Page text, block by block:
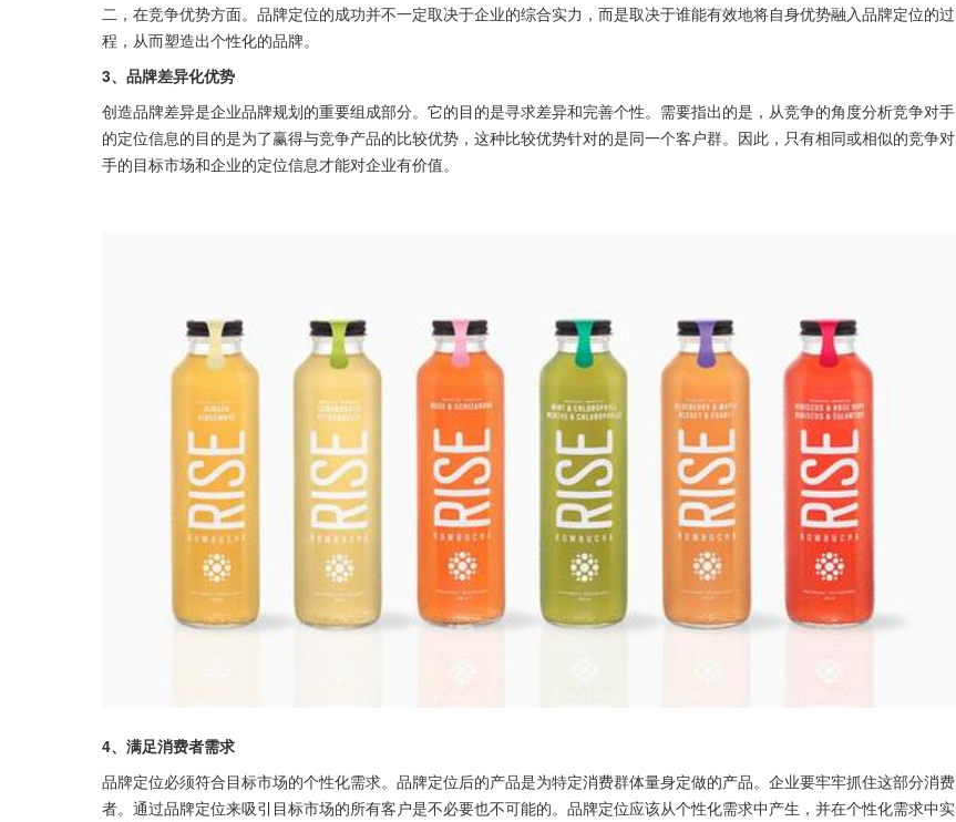
二，在竞争优势方面。品牌定位的成功并不一定取决于企业的综合实力，而是取决于谁能有效地将自身优势融入品牌定位的过
程，从而塑造出个性化的品牌。
3、品牌差异化优势
创造品牌差异是企业品牌规划的重要组成部分。它的目的是寻求差异和完善个性。需要指出的是，从竞争的角度分析竞争对手
的定位信息的目的是为了赢得与竞争产品的比较优势，这种比较优势针对的是同一个客户群。因此，只有相同或相似的竞争对
手的目标市场和企业的定位信息才能对企业有价值。
4、满足消费者需求
品牌定位必须符合目标市场的个性化需求。品牌定位后的产品是为特定消费群体量身定做的产品。企业要牢牢抓住这部分消费
者。通过品牌定位来吸引目标市场的所有客户是不必要也不可能的。品牌定位应该从个性化需求中产生，并在个性化需求中实